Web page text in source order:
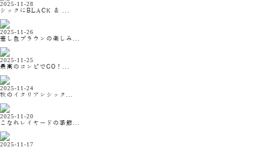
2025-11-28
シックにBLACK ＆ ...
2025-11-26
差し色ブラウンの楽しみ...
2025-11-25
最高のコンビでGO！...
2025-11-24
秋のイタリアンシック...
2025-11-20
こなれレイヤードの季節...
2025-11-17